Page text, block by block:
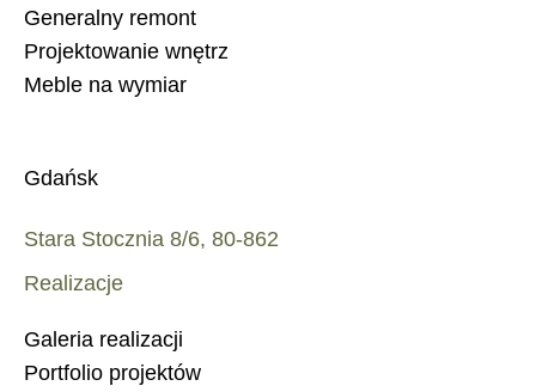
Generalny remont
Projektowanie wnętrz
Meble na wymiar
Gdańsk
Stara Stocznia 8/6, 80-862
Realizacje
Galeria realizacji
Portfolio projektów